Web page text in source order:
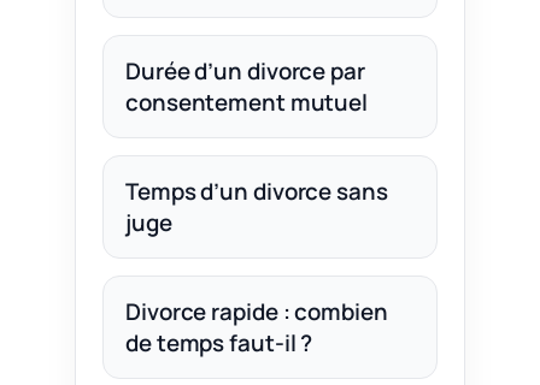
Durée d’un divorce par
consentement mutuel
Temps d’un divorce sans
juge
Divorce rapide : combien
de temps faut-il ?